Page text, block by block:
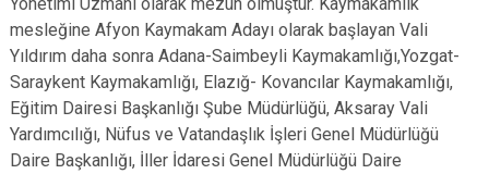
mesleğine Afyon Kaymakam Adayı olarak başlayan Vali
Yıldırım daha sonra Adana-Saimbeyli Kaymakamlığı,Yozgat-
Saraykent Kaymakamlığı, Elazığ- Kovancılar Kaymakamlığı,
Eğitim Dairesi Başkanlığı Şube Müdürlüğü, Aksaray Vali
Yardımcılığı, Nüfus ve Vatandaşlık İşleri Genel Müdürlüğü
Daire Başkanlığı, İller İdaresi Genel Müdürlüğü Daire